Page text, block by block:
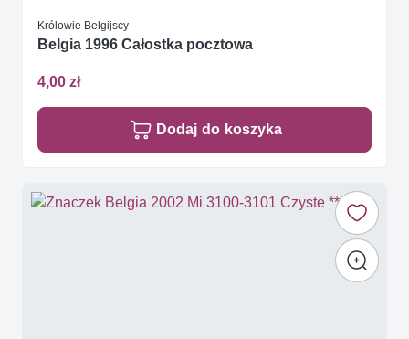
Królowie Belgijscy
Belgia 1996 Całostka pocztowa
4,00 zł
Dodaj do koszyka